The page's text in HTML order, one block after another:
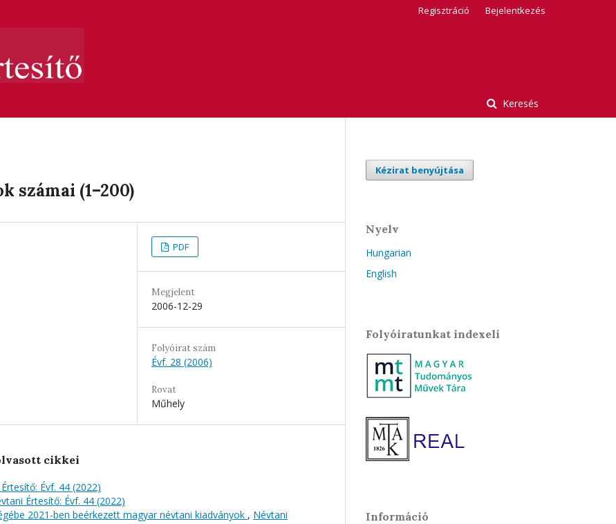
Keresés
Regisztráció Bejelentkezés
számai (1–200)
PDF
Megjelent
2006-12-29
Folyóirat szám
Évf. 28 (2006)
Rovat
Műhely
cikkei
Évf. 44 (2022)
Értesítő: Évf. 44 (2022)
2021-ben beérkezett magyar névtani kiadványok , Névtani
Kézirat benyújtása
Nyelv
Hungarian
English
Folyóiratunkat indexeli
Információ